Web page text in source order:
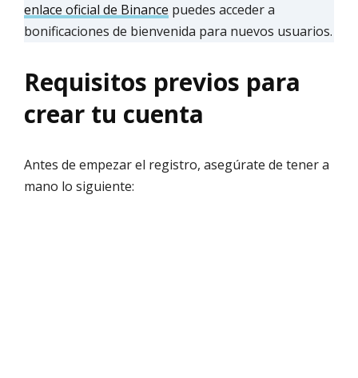
enlace oficial de Binance puedes acceder a
bonificaciones de bienvenida para nuevos usuarios.
Requisitos previos para
crear tu cuenta
Antes de empezar el registro, asegúrate de tener a
mano lo siguiente: